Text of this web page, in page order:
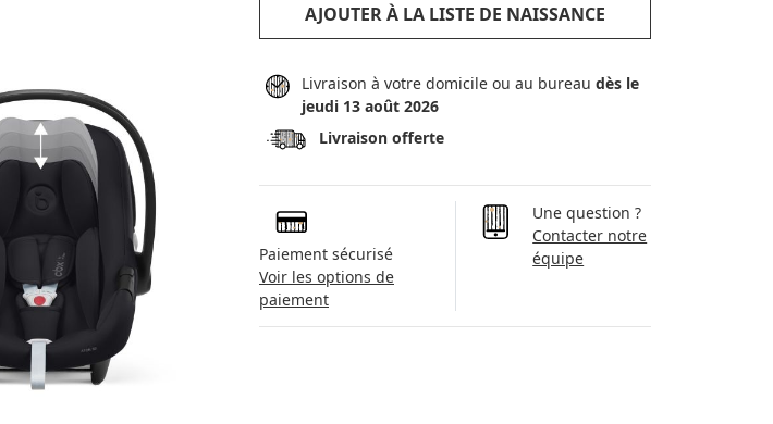
AJOUTER À LA LISTE DE NAISSANCE
Livraison à votre domicile ou au bureaudès le
jeudi 13 août 2026
Livraison offerte
Paiement sécurisé
Voir les options de
paiement
Une question ?
Contacter notre
équipe